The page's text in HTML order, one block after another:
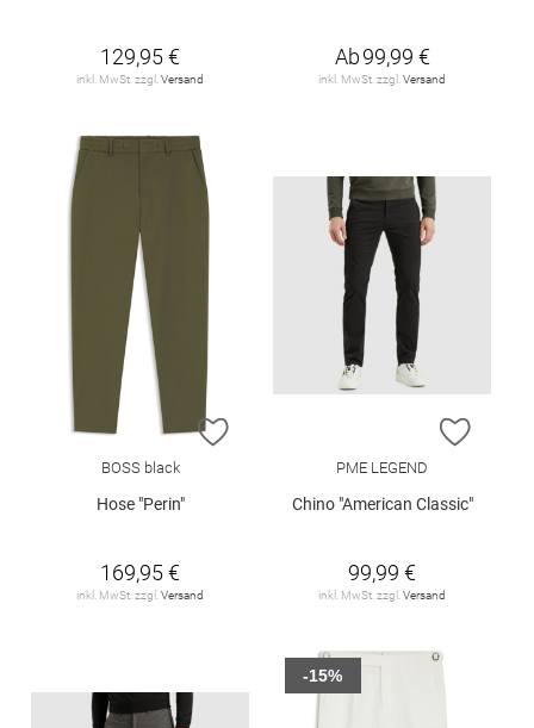
129,95 €
inkl. MwSt. zzgl.Versand
Ab99,99 €
inkl. MwSt. zzgl.Versand
ZUR WUNSCHLISTE HINZUFÜGEN
BOSS black
Hose "Perin"
169,95 €
inkl. MwSt. zzgl.Versand
ZUR
PME LEGEND
Chino "American Classic"
99,99 €
inkl. MwSt. zzgl.Versand
-15%